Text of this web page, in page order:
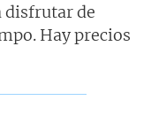
disfrutar de
Hay precios